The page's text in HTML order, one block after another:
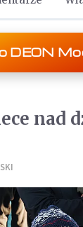
DEON
nad